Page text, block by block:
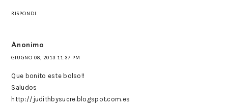
RISPONDI
Anonimo
GIUGNO 08, 2013 11:37 PM
Que bonito este bolso!!
Saludos
http://judithbysucre.blogspot.com.es